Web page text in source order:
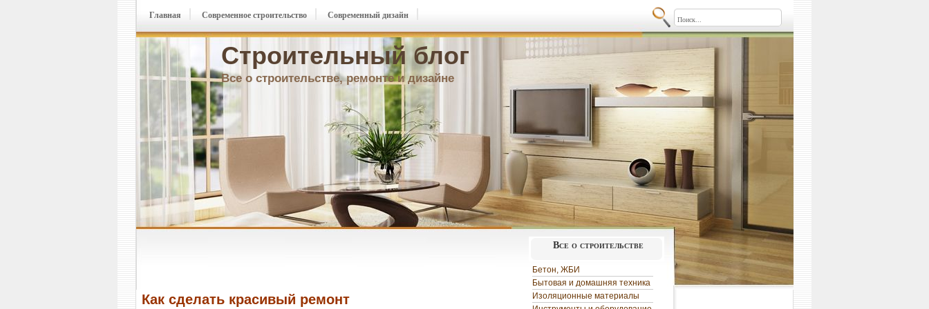
Строительный блог
Все о строительстве, ремонте и дизайне
Главная Современное строительство Современный дизайн
Как сделать красивый ремонт
Все о строительстве
Бетон, ЖБИ
Бытовая и домашняя техника
Изоляционные материалы